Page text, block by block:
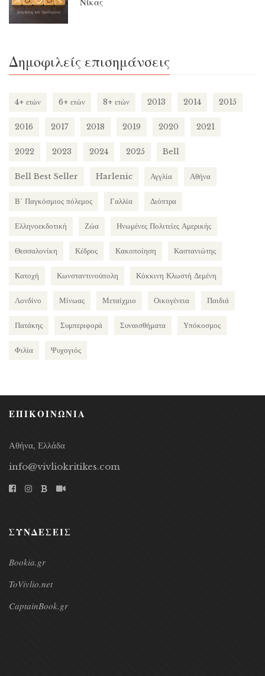
Δημοφιλείς επισημάνσεις
4+ ετών 6+ ετών 8+ ετών 2013 2014 2015
2016 2017 2018 2019 2020 2021
2022 2023 2024 2025 Bell
Bell Best Seller Harlenic Αγγλία Αθήνα
Β΄ Παγκόσμιος πόλεμος Γαλλία Διόπτρα
Ελληνοεκδοτική Ζώα Ηνωμένες Πολιτείες Αμερικής
Θεσσαλονίκη Κέδρος Κακοποίηση Καστανιώτης
Κατοχή Κωνσταντινούπολη Κόκκινη Κλωστή Δεμένη
Λονδίνο Μίνωας Μεταίχμιο Οικογένεια Παιδιά
Πατάκης Συμπεριφορά Συναισθήματα Υπόκοσμος
Φιλία Ψυχογιός
ΕΠΙΚΟΙΝΩΝΙΑ
Αθήνα, Ελλάδα
info@vivliokritikes.com
ΣΥΝΔΕΣΕΙΣ
Bookia.gr
ToVivlio.net
CaptainBook.gr